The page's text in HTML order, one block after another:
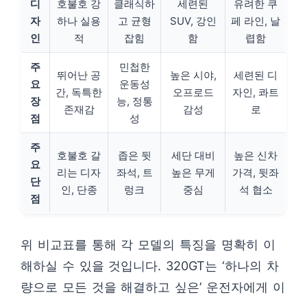
디
자
인
호불호 강
하나 실용
적
클래식하
고 균형
잡힘
세련된
SUV, 강인
함
유려한 쿠
페 라인, 날
렵함
주
요
장
점
뛰어난 공
간, 독특한
존재감
민첩한
운동성
능, 정통
성
높은 시야,
오프로드
감성
세련된 디
자인, 콰트
로
주
요
단
점
호불호 갈
리는 디자
인, 단종
좁은 뒷
좌석, 트
렁크
세단 대비
높은 무게
중심
높은 신차
가격, 뒷좌
석 협소
위 비교표를 통해 각 모델의 특징을 명확히 이
해하실 수 있을 것입니다. 320GT는 ‘하나의 차
량으로 모든 것을 해결하고 싶은’ 운전자에게 이